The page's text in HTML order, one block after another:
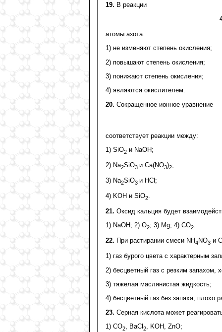
19. В реакции
атомы азота:
1) не изменяют степень окисления;
2) повышают степень окисления;
3) понижают степень окисления;
4) являются окислителем.
20. Сокращенное ионное уравнение
соответствует реакции между:
1) SiO2 и NаОН;
2) Na2SiО3 и Са(NO3)2;
3) Na2SiО3 и HCl;
4) KОН и SiO2
21. Оксид кальция будет
1) NaOH; 2) O2; 3) Mg; 4) CO2.
22. При растирании смеси NH4NO3 и
1) газ бурого цвета с характерным
2) бесцветный газ с резким
3) тяжелая маслянистая жидкость;
4) бесцветный газ без запаха, плохо
23. Серная кислота может
1) СО2 , ВаCl 2 , KOH, ZnО;